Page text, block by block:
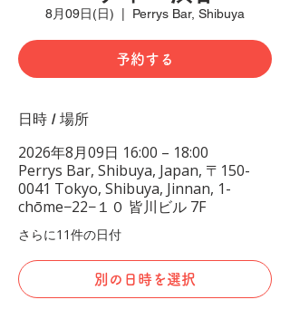
8月09日(日) Perrys Bar, Shibuya
予約する
日時 / 場所
2026年8月09日 16:00 – 18:00
Perrys Bar, Shibuya, Japan, 〒150-
0041 Tokyo, Shibuya, Jinnan, 1-
chōme−22−１０ 皆川ビル 7F
さらに11件の日付
別の日時を選択